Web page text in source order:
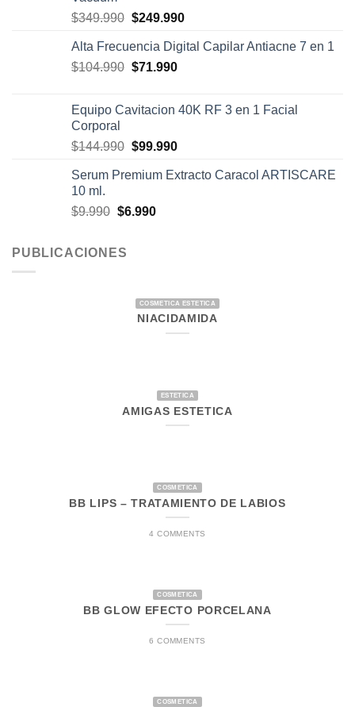
$42.990.$33.990.
$349.990 El
original
era:
$249.990El
actual
Alta Frecuencia Digital Capilar Antiacne 7 en 1
$104.990 El
era:
$71.990El
es:
Equipo Cavitacion 40K RF 3 en 1 Facial
Corporal
$144.990 El
original
$144.990.
$99.990El
actual
Serum Premium Extracto Caracol ARTISCARE
10 ml.
$9.990 El
era:
$6.990El
PUBLICACIONES
COSMETICA ESTETICA
NIACIDAMIDA
ESTETICA
AMIGAS ESTETICA
COSMETICA
BB LIPS – TRATAMIENTO DE LABIOS
4 COMMENTS
COSMETICA
BB GLOW EFECTO PORCELANA
6 COMMENTS
COSMETICA